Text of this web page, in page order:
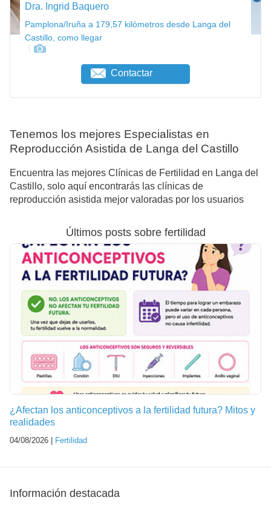
Dra. Ingrid Baquero
Pamplona/Iruña a 179,57 kilómetros desde Langa del
Castillo, como llegar
Contactar
Tenemos los mejores Especialistas en
Reproducción Asistida de Langa del Castillo
Encuentra las mejores Clínicas de Fertilidad en Langa del
Castillo, solo aquí encontrarás las clínicas de
reproducción asistida mejor valoradas por los usuarios
Últimos posts sobre fertilidad
¿Afectan los anticonceptivos a la fertilidad futura? Mitos y
realidades
04/08/2026 | Fertilidad
Información destacada